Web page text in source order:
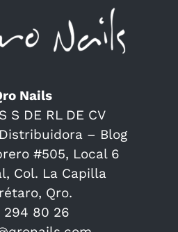
Nails
S DE RL DE CV
– Blog
#505, Local 6
Col. La Capilla
Qro.
294 80 26